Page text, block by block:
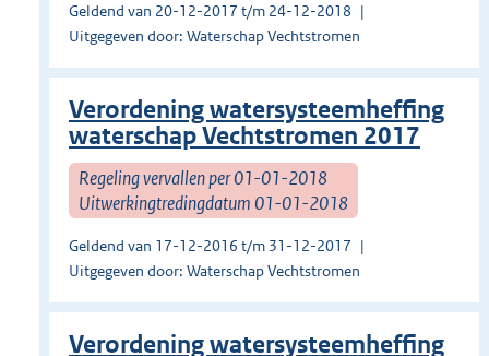
Geldend van 20-12-2017 t/m 24-12-2018
Uitgegeven door: Waterschap Vechtstromen
Verordening watersysteemheffing
waterschap Vechtstromen 2017
Regeling vervallen per 01-01-2018
Uitwerkingtredingdatum 01-01-2018
Geldend van 17-12-2016 t/m 31-12-2017
Uitgegeven door: Waterschap Vechtstromen
Verordening watersysteemheffing